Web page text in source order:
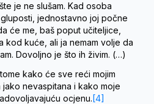
je ne slušam. Kad osoba
jednostavno joj počne
će me, baš poput učiteljice,
kod kuće, ali ja nemam volje da
Dovoljno je što ih živim. (…)
kako će sve reći mojim
jako nevaspitana i kako moje
ocjenu. [4]